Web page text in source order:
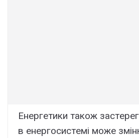
Eнepгeтики тaкож
в eнepгоcиcтeмі можe